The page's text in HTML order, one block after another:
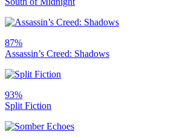
87%
Assassin’s Creed: Shadows
93%
Split Fiction